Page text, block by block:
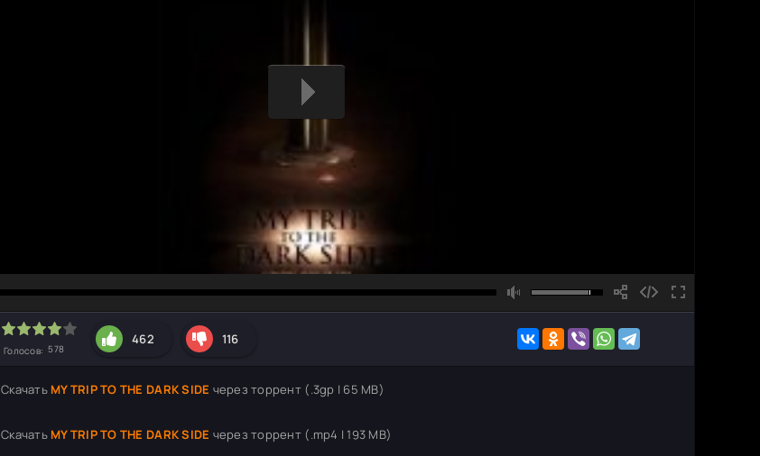
hd2160
hd1440
highres
hd1080
hd720
large
medium
small
tiny
Голосов: 578
462 116
Скачать MY TRIP TO THE DARK SIDE через торрент (.3gp | 65 MB)
Скачать MY TRIP TO THE DARK SIDE через торрент (.mp4 | 193 MB)